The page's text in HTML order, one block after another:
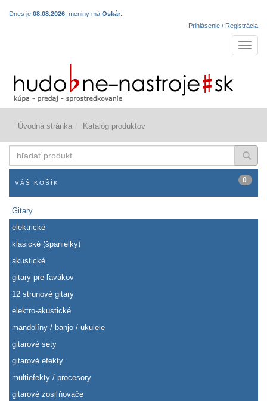
Dnes je 08.08.2026 , meniny má Oskár
Prihlásenie / Registrácia
Úvodná stránka Katalóg produktov
produkt
VÁŠ KOŠÍK 0
Gitary
elektrické
klasické (španielky)
akustické
gitary pre ľavákov
12 strunové gitary
elektro-akustické
mandolíny / banjo / ukulele
gitarové sety
gitarové efekty
multiefekty / procesory
gitarové zosiľňovače